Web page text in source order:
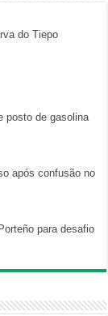
do Tiepo
posto de gasolina
após confusão no
para desafio